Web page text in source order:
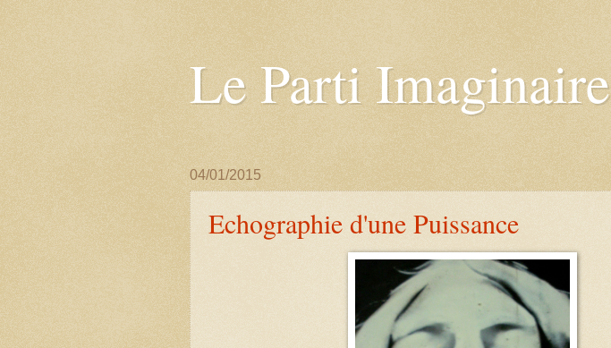
Le Parti Imaginaire
04/01/2015
Echographie d'une Puissance